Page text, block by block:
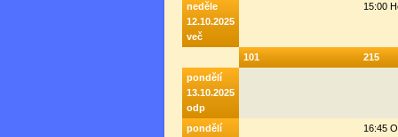
neděle
12.10.2025
več
15:00
101
215
pondělí
13.10.2025
odp
pondělí
16:45